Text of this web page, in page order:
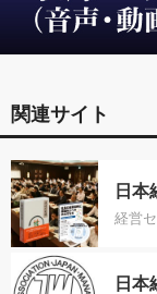
関連サイト
日本
経営
日本